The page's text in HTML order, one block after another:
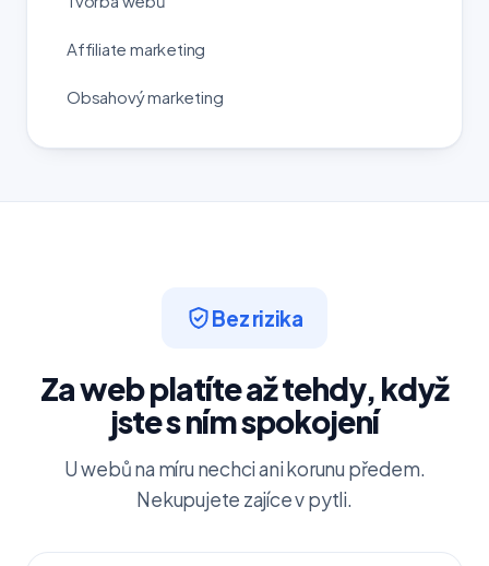
Affiliate marketing
Obsahový marketing
Bez rizika
Za web platíte až tehdy, když
jste s ním spokojení
U webů na míru nechci ani korunu předem.
Nekupujete zajíce v pytli.